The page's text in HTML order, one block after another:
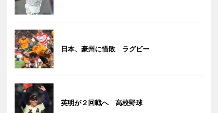
日本、豪州に惜敗 ラグビー
英明が２回戦へ 高校野球